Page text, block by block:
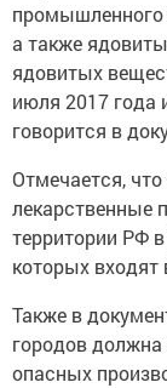
промышленного
а также
ядовитых
июля 2017 года
говорится в
Отмечается,
лекарственные
территории РФ
которых
Также в
городов должна
опасных